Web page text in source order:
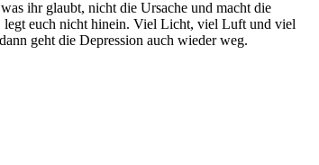
ihr glaubt, nicht die Ursache und macht die
legt euch nicht hinein. Viel Licht, viel Luft und viel
geht die Depression auch wieder weg.